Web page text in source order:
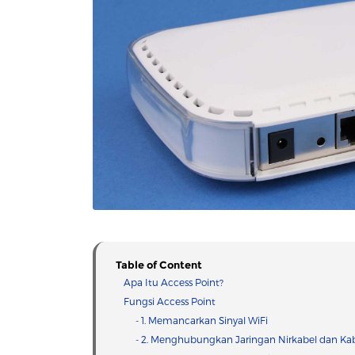
Table of Content
Apa Itu Access Point?
Fungsi Access Point
- 1. Memancarkan Sinyal WiFi
- 2. Menghubungkan Jaringan Nirkabel dan